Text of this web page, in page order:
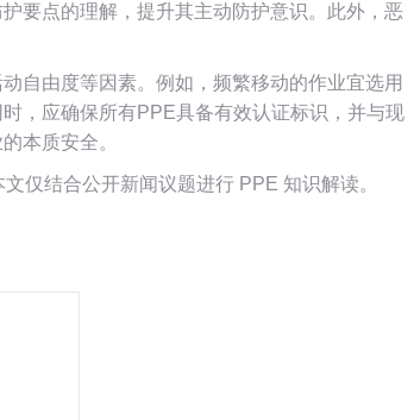
要点的理解，提升其主动防护意识。此外，恶
自由度等因素。例如，频繁移动的作业宜选用
，应确保所有PPE具备有效认证标识，并与现
本质安全。
仅结合公开新闻议题进行 PPE 知识解读。